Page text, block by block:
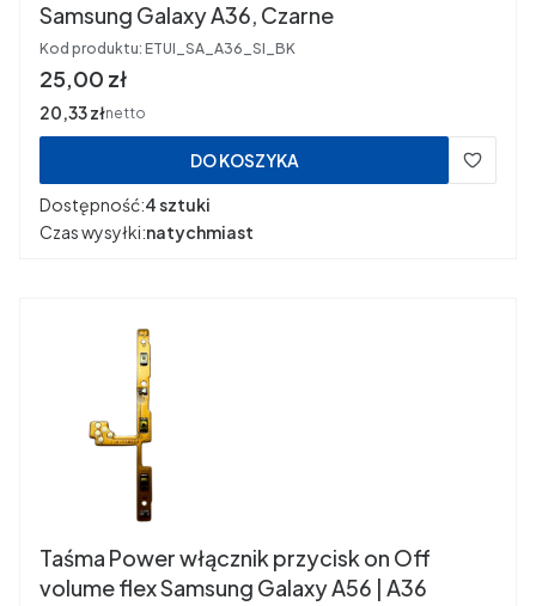
Samsung Galaxy A36, Czarne
Kod produktu: ETUI_SA_A36_SI_BK
Cena
25,00 zł
Cena
20,33 złnetto
DO KOSZYKA
Dostępność:4 sztuki
Czas wysyłki:natychmiast
Taśma Power włącznik przycisk on Off
volume flex Samsung Galaxy A56 | A36